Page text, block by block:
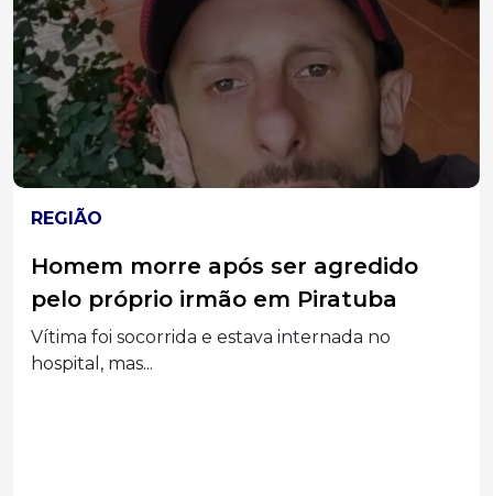
REGIÃO
Morador de Caçador vira réu por
injúria racial após ofender médico
durante atendimento em UPA
Ministério Público denunciou paciente por